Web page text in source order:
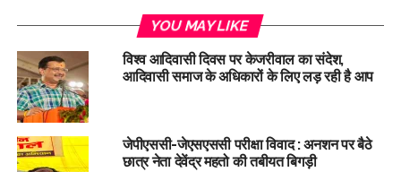
YOU MAY LIKE
विश्व आदिवासी दिवस पर केजरीवाल का संदेश,
आदिवासी समाज के अधिकारों के लिए लड़ रही है आप
जेपीएससी-जेएसएससी परीक्षा विवाद : अनशन पर बैठे
छात्र नेता देवेंद्र महतो की तबीयत बिगड़ी